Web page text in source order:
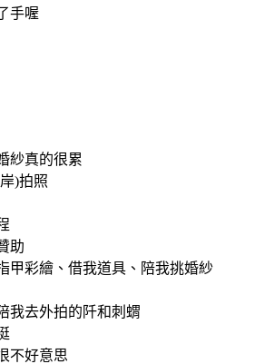
手喔
紗真的很累
)拍照
助
甲彩繪、借我道具、陪我挑婚紗
我去外拍的阡和刺蝟
不好意思